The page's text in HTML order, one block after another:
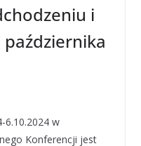
i
6.10.2024 w
Konferencji jest